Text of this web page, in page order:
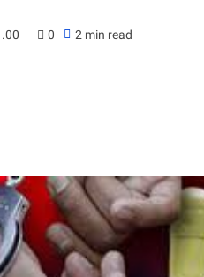
0 2 min read